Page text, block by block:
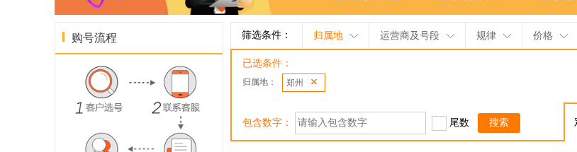
购号流程 筛选条件： 归属地 运营商及号段 规律 价格
已选条件：
归属地： 郑州
包含数字： 尾数